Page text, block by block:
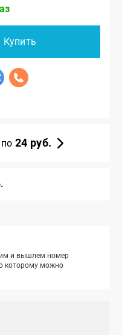
Купить
24 руб.
и вышлем номер
которому можно